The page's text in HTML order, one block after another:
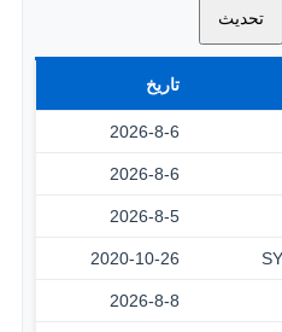
تاريخ
2026-8-6
2026-8-6
2026-8-5
2020-10-26
2026-8-8